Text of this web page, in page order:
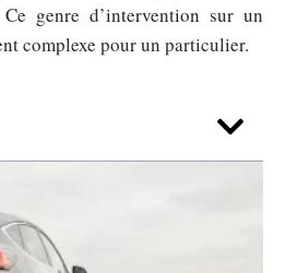
genre d’intervention sur un
complexe pour un particulier.